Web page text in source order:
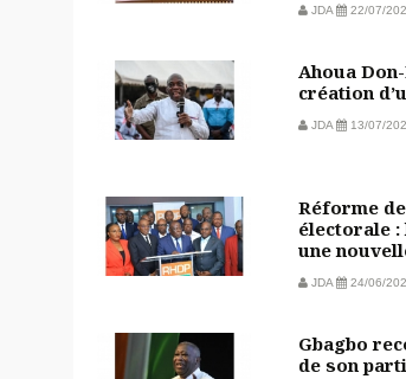
JDA 22/07/
Ahoua
création
JDA 13/07/
Réforme
électorale :
une
JDA 24/06/
Gbagbo
de son parti